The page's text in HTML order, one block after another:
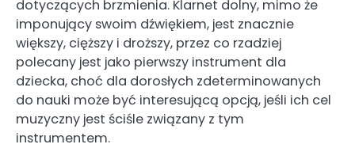
dotyczących brzmienia. Klarnet dolny, mimo że
imponujący swoim dźwiękiem, jest znacznie
większy, cięższy i droższy, przez co rzadziej
polecany jest jako pierwszy instrument dla
dziecka, choć dla dorosłych zdeterminowanych
do nauki może być interesującą opcją, jeśli ich cel
muzyczny jest ściśle związany z tym
instrumentem.